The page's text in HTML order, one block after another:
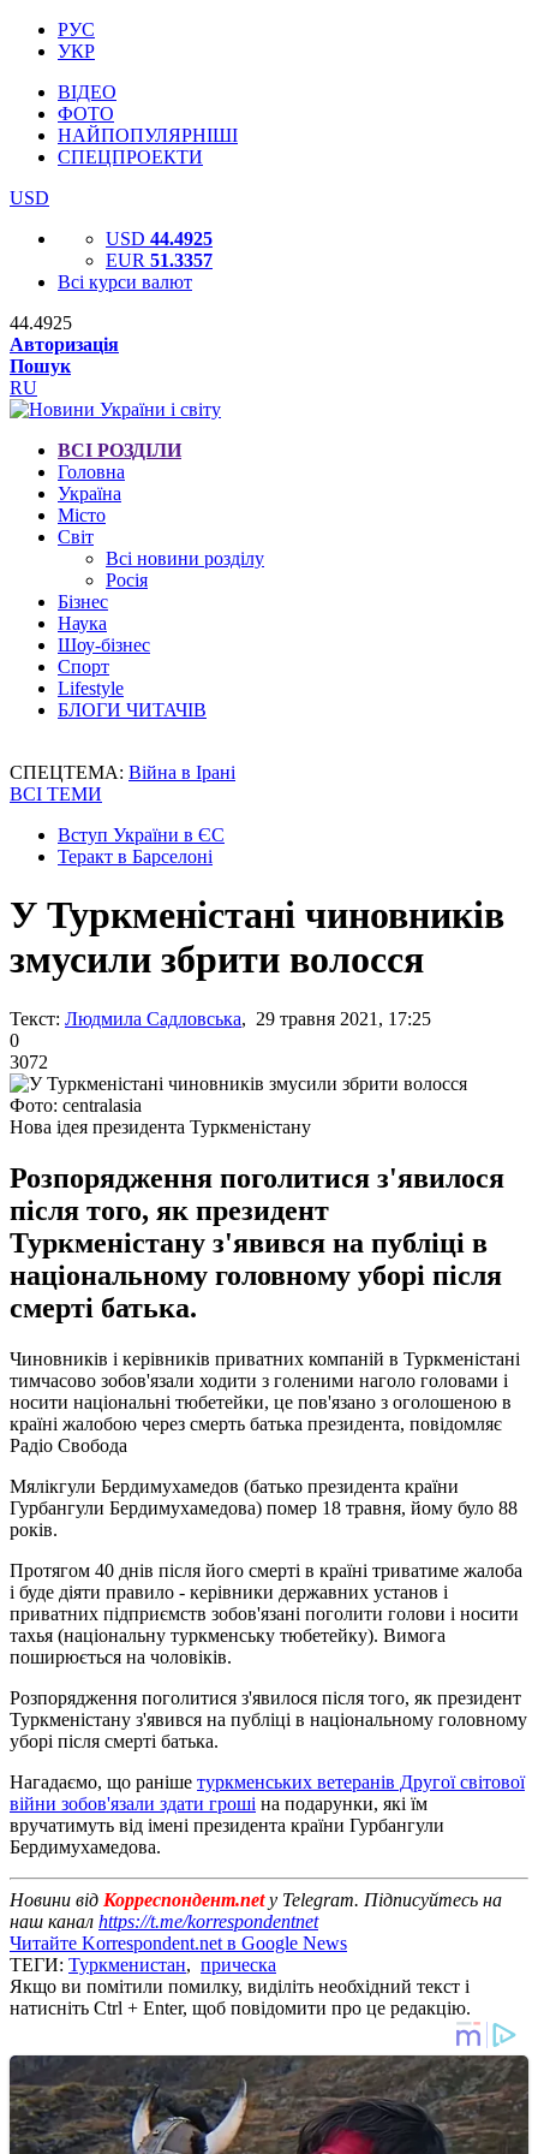
РУС
УКР
ВІДЕО
ФОТО
НАЙПОПУЛЯРНІШІ
СПЕЦПРОЕКТИ
USD
USD 44.4925
EUR 51.3357
Всі курси валют
44.4925
Авторизація
Пошук
RU
ВСІ РОЗДІЛИ
Головна
Україна
Місто
Світ
Всі новини розділу
Росія
Бізнес
Наука
Шоу-бізнес
Спорт
Lifestyle
БЛОГИ ЧИТАЧІВ
СПЕЦТЕМА: Війна в Ірані
ВСІ ТЕМИ
Вступ України в ЄС
Теракт в Барселоні
У Туркменістані чиновників
змусили збрити волосся
Текст: Людмила Садловська, 29 травня 2021, 17:25
0
3072
Фото: centralasia
Нова ідея президента Туркменістану
Розпорядження поголитися з'явилося
після того, як президент
Туркменістану з'явився на публіці в
національному головному уборі після
смерті батька.
Чиновників і керівників приватних компаній в Туркменістані
тимчасово зобов'язали ходити з голеними наголо головами і
носити національні тюбетейки, це пов'язано з оголошеною в
країні жалобою через смерть батька президента, повідомляє
Радіо Свобода
Мялікгули Бердимухамедов (батько президента країни
Гурбангули Бердимухамедова) помер 18 травня, йому було 88
років.
Протягом 40 днів після його смерті в країні триватиме жалоба
і буде діяти правило - керівники державних установ і
приватних підприємств зобов'язані поголити голови і носити
тахья (національну туркменську тюбетейку). Вимога
поширюється на чоловіків.
Розпорядження поголитися з'явилося після того, як президент
Туркменістану з'явився на публіці в національному головному
уборі після смерті батька.
Нагадаємо, що раніше туркменських ветеранів Другої світової
війни зобов'язали здати гроші на подарунки, які їм
вручатимуть від імені президента країни Гурбангули
Бердимухамедова.
Новини від Корреспондент.netу Telegram. Підписуйтесь на
наш канал https://t.me/korrespondentnet
Читайте Korrespondent.net в Google News
ТЕГИ: Туркменистан, прическа
Якщо ви помітили помилку, виділіть необхідний текст і
натисніть Ctrl + Enter, щоб повідомити про це редакцію.